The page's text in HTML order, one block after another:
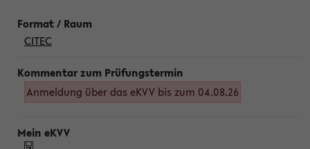
CITEC
Anmeldung über das eKVV bis zum 04.08.26